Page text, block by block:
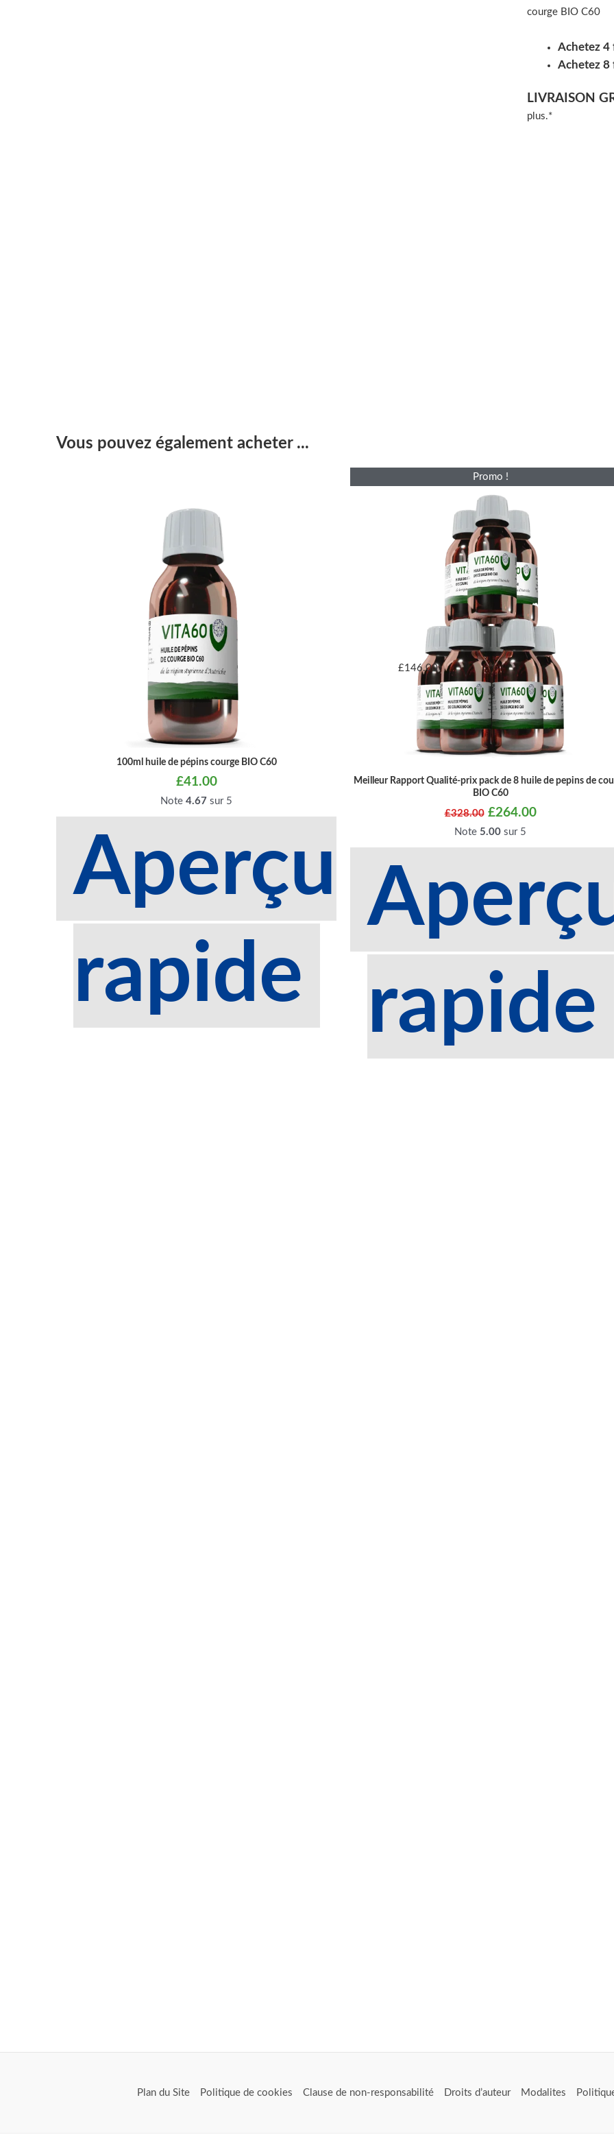
courge BIO C60
Achetez 4
Achetez 8
LIVRAISON
plus.*
Vous pouvez également acheter ...
100ml huile de pépins courge BIO C60
£41.00
Note 4.67 sur 5
Aperçu
rapide
Promo !
Meilleur Rapport Qualité-prix pack de 8 huile de pepins de
BIO C60
£328.00
Le
initial
était :
£328.00.
£264.00
Note 5.00 sur 5
rapide
£146.00
Plan du Site Politique de cookies Clause de non-responsabilité Droits d’auteur Modalites